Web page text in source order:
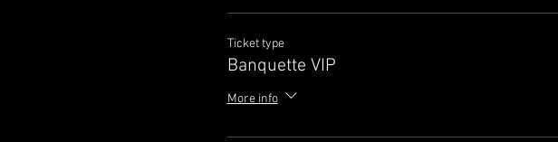
Ticket type
Banquette VIP
More info